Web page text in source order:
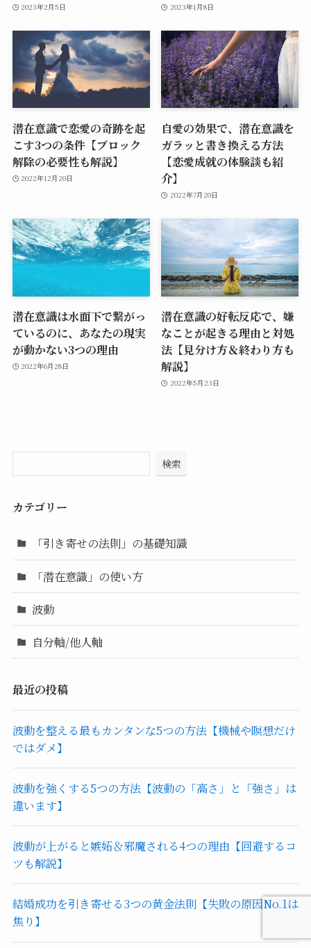
2023年2月5日 2023年1月8日
潜在意識で恋愛の奇跡を起
こす3つの条件【ブロック
解除の必要性も解説】
2022年12月20日
自愛の効果で、潜在意識を
ガラッと書き換える方法
【恋愛成就の体験談も紹
介】
2022年7月20日
潜在意識は水面下で繋がっ
ているのに、あなたの現実
が動かない3つの理由
2022年6月28日
潜在意識の好転反応で、嫌
なことが起きる理由と対処
法【見分け方＆終わり方も
解説】
2022年5月23日
検索
カテゴリー
「引き寄せの法則」の基礎知識
「潜在意識」の使い方
波動
自分軸/他人軸
最近の投稿
波動を整える最もカンタンな5つの方法【機械や瞑想だけ
ではダメ】
波動を強くする5つの方法【波動の「高さ」と「強さ」は
違います】
波動が上がると嫉妬＆邪魔される4つの理由【回避するコ
ツも解説】
結婚成功を引き寄せる3つの黄金法則【失敗の原因No.1は
焦り】